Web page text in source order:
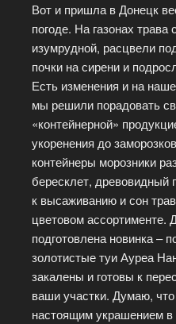
Вот и пришла в Донецк
погоде. На газонах трава
изумрудной, расцвели
почки на сирени и
Есть изменения и на
мы решили порадовать
«контейнерной»
укоренения до
контейнеры морозники
бересклет, древовидный
к высаживанию и сон
цветовом
подготовлена новинка –
золотистые туи Ауреа
закалены и готовы к
ваши участки. Думаю,
настоящим украшением